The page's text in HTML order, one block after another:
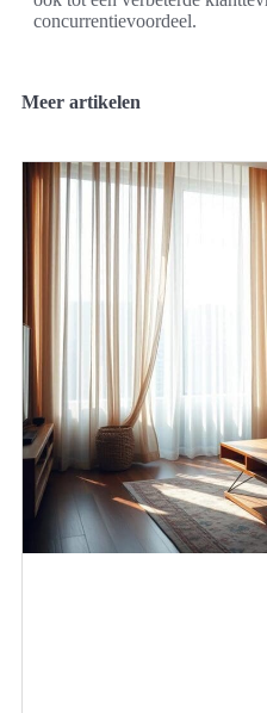
concurrentievoordeel.
Meer artikelen